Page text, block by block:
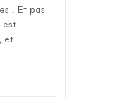
! Et pas
est
et...